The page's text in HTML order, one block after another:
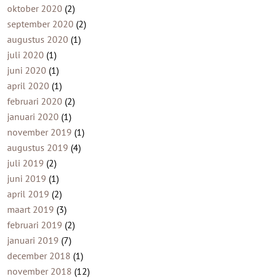
oktober 2020 (2)
september 2020 (2)
augustus 2020 (1)
juli 2020 (1)
juni 2020 (1)
april 2020 (1)
februari 2020 (2)
januari 2020 (1)
november 2019 (1)
augustus 2019 (4)
juli 2019 (2)
juni 2019 (1)
april 2019 (2)
maart 2019 (3)
februari 2019 (2)
januari 2019 (7)
december 2018 (1)
november 2018 (12)